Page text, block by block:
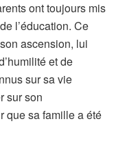
ont toujours mis
l’éducation. Ce
ascension, lui
et de
sur sa vie
sur son
que sa famille a été